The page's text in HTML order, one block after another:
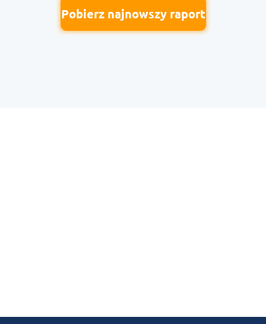
Pobierz najnowszy raport